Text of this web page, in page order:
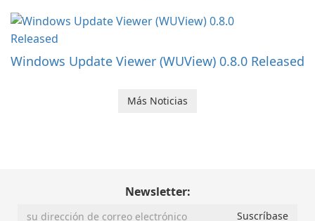
Windows Update Viewer (WUView) 0.8.0 Released
Más Noticias
Newsletter: